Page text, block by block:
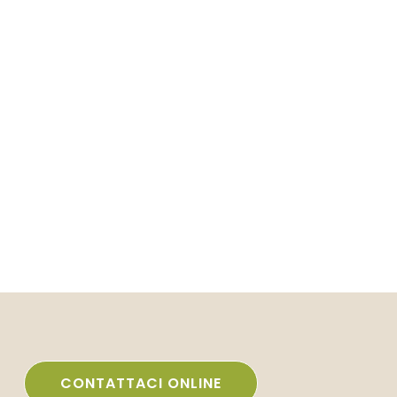
CONTATTACI ONLINE